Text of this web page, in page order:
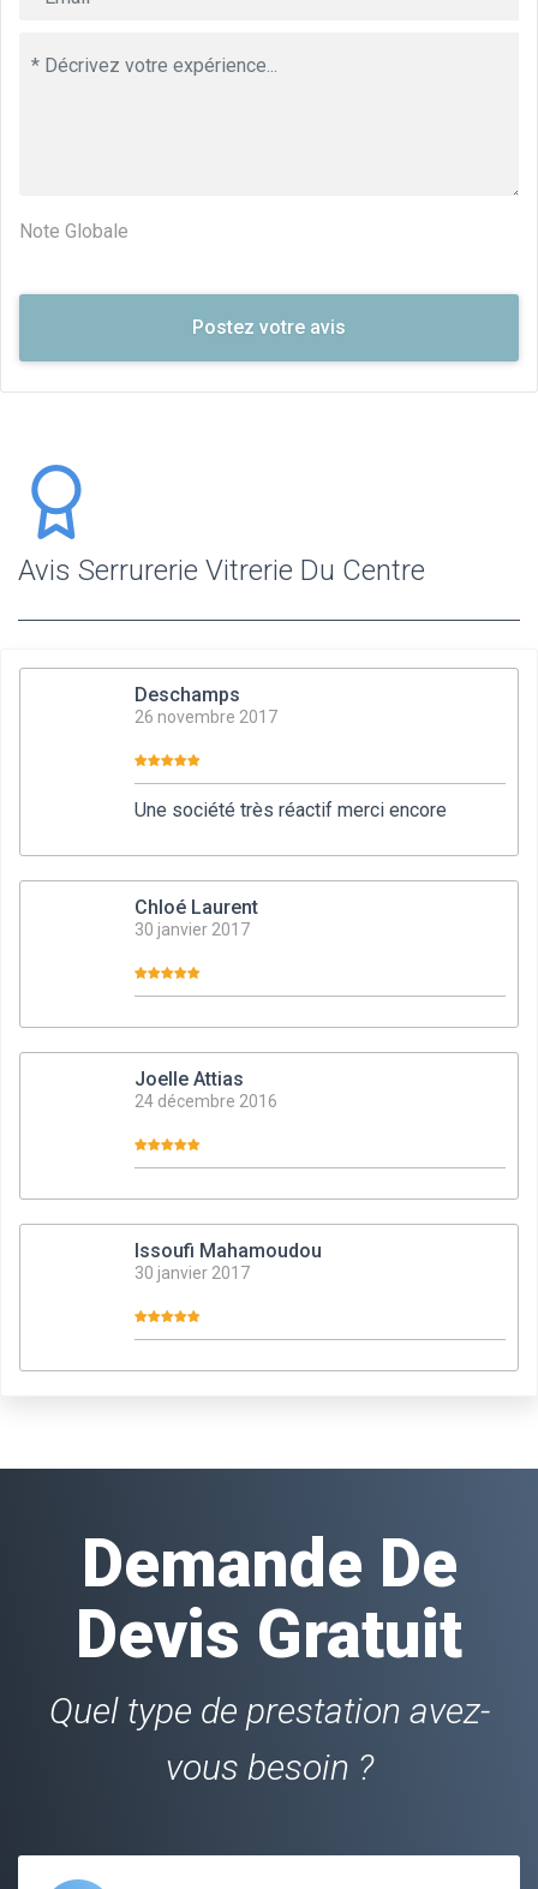
Note Globale
Avis Serrurerie Vitrerie Du Centre
Deschamps
26 novembre 2017
Une société très réactif merci encore
Chloé Laurent
30 janvier 2017
Joelle Attias
24 décembre 2016
Issoufi Mahamoudou
30 janvier 2017
Demande De
Devis Gratuit
Quel type de prestation avez-
vous besoin ?